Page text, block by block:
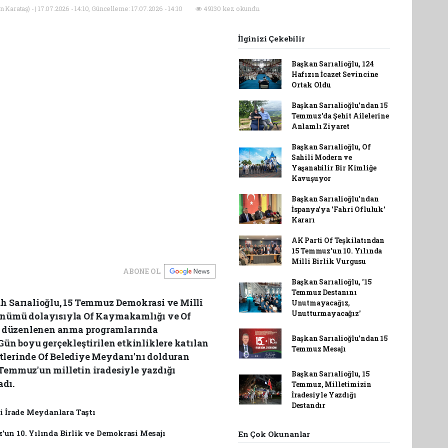
Karataş) - | 17.07.2026 - 14:10, Güncelleme: 17.07.2026 - 14:10 49130 kez okundu.
ABONE OL
Sarıalioğlu, 15 Temmuz Demokrasi ve Millî
dolayısıyla Of Kaymakamlığı ve Of
anma programlarında
boyu gerçekleştirilen etkinliklere katılan
Of Belediye Meydanı'nı dolduran
milletin iradesiyle yazdığı
İrade Meydanlara Taştı
10. Yılında Birlik ve Demokrasi Mesajı
İlginizi Çekebilir
Başkan Sarıalioğlu, 124
Hafızın İcazet Sevincine
Ortak Oldu
Başkan Sarıalioğlu'ndan 15
Temmuz'da Şehit Ailelerine
Anlamlı Ziyaret
Başkan Sarıalioğlu, Of
Sahili Modern ve
Yaşanabilir Bir Kimliğe
Kavuşuyor
Başkan Sarıalioğlu'ndan
İspanya'ya 'Fahri Ofluluk'
Kararı
AK Parti Of Teşkilatından
15 Temmuz'un 10. Yılında
Milli Birlik Vurgusu
Başkan Sarıalioğlu, '15
Temmuz Destanını
Unutmayacağız,
Unutturmayacağız'
Başkan Sarıalioğlu'ndan 15
Temmuz Mesajı
Başkan Sarıalioğlu, 15
Temmuz, Milletimizin
İradesiyle Yazdığı
Destandır
En Çok Okunanlar